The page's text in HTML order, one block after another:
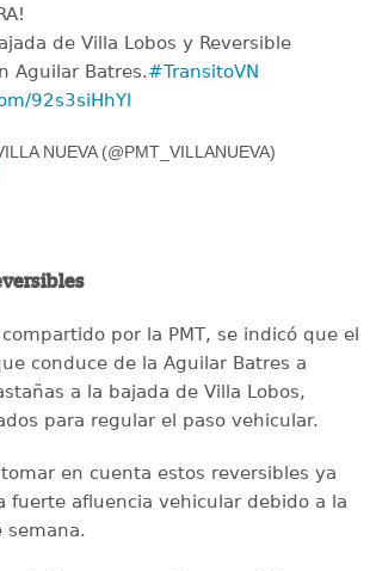
de Villa Lobos y Reversible
Aguilar Batres.#TransitoVN
92s3siHhYl
NUEVA (@PMT_VILLANUEVA)
por la PMT, se indicó que el
conduce de la Aguilar Batres a
a la bajada de Villa Lobos,
para regular el paso vehicular.
en cuenta estos reversibles ya
fuerte afluencia vehicular debido a la
semana.